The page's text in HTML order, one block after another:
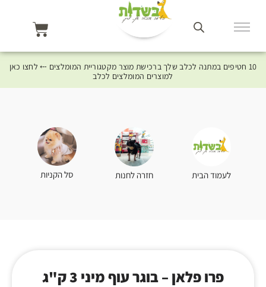
10 חטיפים במתנה לכלב שלך ברכישת מוצר מקטגוריית המומלצים ⤎ לחצו כאן
למוצרים המומלצים לכלב
לעמוד הבית חזרה לחנות סל הקניות
פרו פלאן – בוגר עוף מיני 3 ק"ג